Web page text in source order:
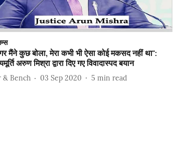
मैंने कुछ बोला, मेरा कभी भी ऐसा कोई मकसद नहीं था":
अरुण मिश्रा द्वारा दिए गए विवादास्पद बयान
& Bench 03 Sep 2020 5 min read